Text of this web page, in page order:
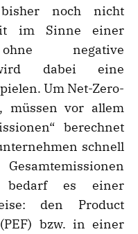
noch nicht
im Sinne einer
ohne negative
wird dabei eine
Um Net-Zero-
müssen vor allem
berechnet
schnell
bedarf es einer
den Product
bzw. in einer